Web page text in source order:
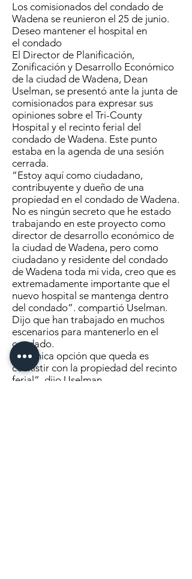
Los comisionados del condado de
Wadena se reunieron el 25 de junio.
Deseo mantener el hospital en
el condado
El Director de Planificación,
Zonificación y Desarrollo Económico
de la ciudad de Wadena, Dean
Uselman, se presentó ante la junta de
comisionados para expresar sus
opiniones sobre el Tri-County
Hospital y el recinto ferial del
condado de Wadena. Este punto
estaba en la agenda de una sesión
cerrada.
“Estoy aquí como ciudadano,
contribuyente y dueño de una
propiedad en el condado de Wadena.
No es ningún secreto que he estado
trabajando en este proyecto como
director de desarrollo económico de
la ciudad de Wadena, pero como
ciudadano y residente del condado
de Wadena toda mi vida, creo que es
extremadamente importante que el
nuevo hospital se mantenga dentro
del condado”. compartió Uselman.
Dijo que han trabajado en muchos
escenarios para mantenerlo en el
condado.
“La única opción que queda es
coexistir con la propiedad del recinto
ferial”, dijo Uselman.